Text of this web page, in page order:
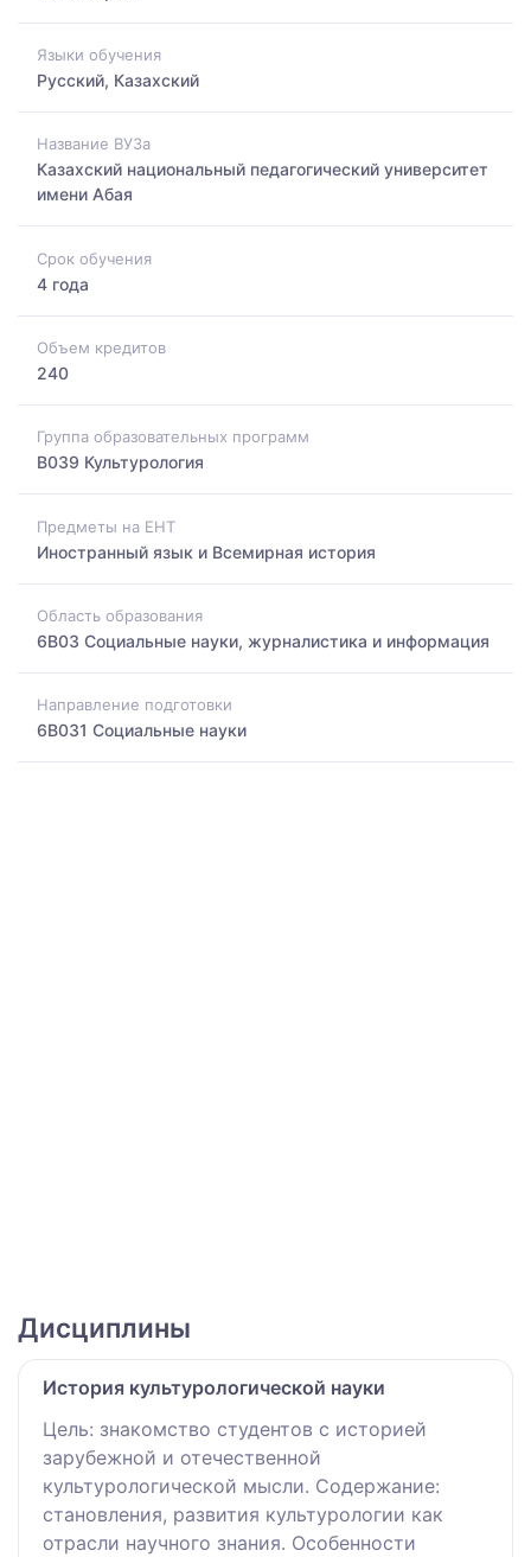
Языки обучения
Русский, Казахский
Название ВУЗа
Казахский национальный педагогический университет
имени Абая
Срок обучения
4 года
Объем кредитов
240
Группа образовательных программ
B039 Культурология
Предметы на ЕНТ
Иностранный язык и Всемирная история
Область образования
6B03 Социальные науки, журналистика и информация
Направление подготовки
6B031 Социальные науки
Дисциплины
История культурологической науки
Цель: знакомство студентов с историей
зарубежной и отечественной
культурологической мысли. Содержание:
становления, развития культурологии как
отрасли научного знания. Особенности